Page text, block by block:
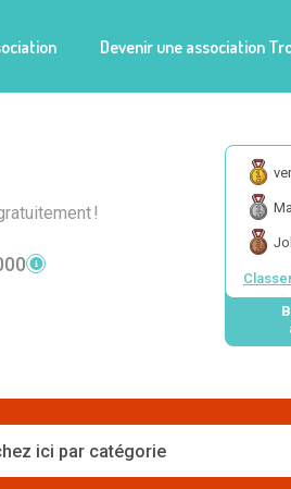
Devenir une association
!